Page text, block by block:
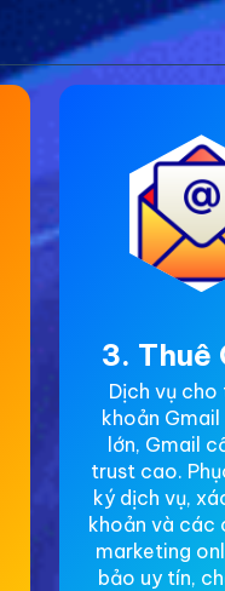
3. Thuê
Dịch vụ cho
khoản Gmail
lớn, Gmail
trust cao.
ký dịch vụ,
khoản và các
marketing
bảo uy tín,